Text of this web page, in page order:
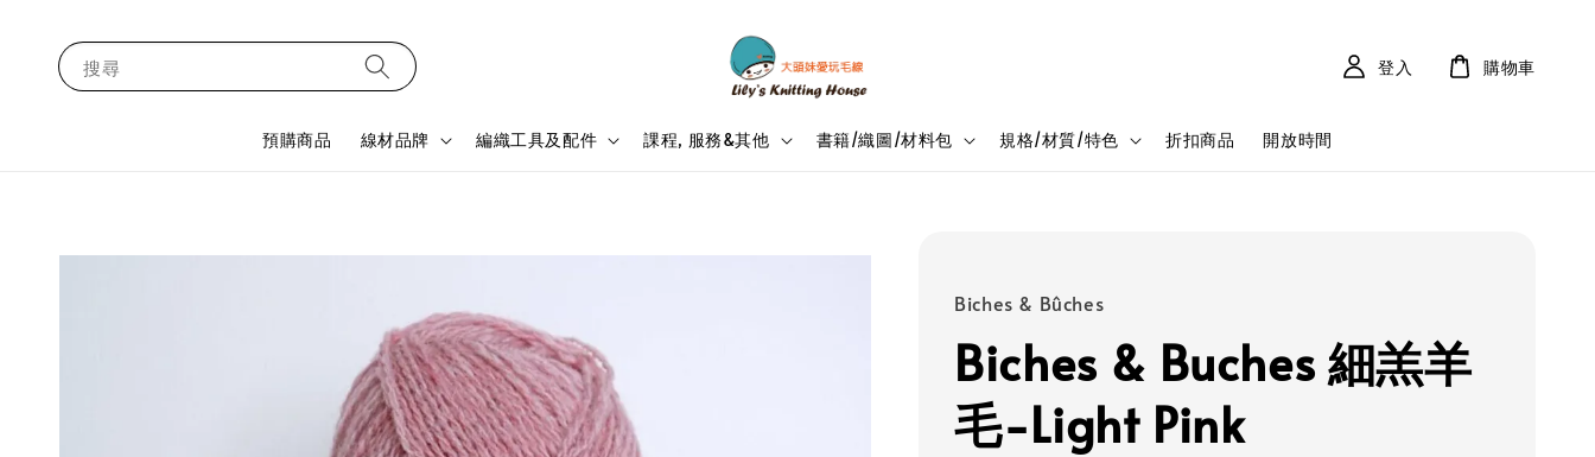
搜尋
預購商品 線材品牌 編織工具及配件 課程, 服務&其他 書籍/織圖/材料包 規格/材質/特色 折扣商品 開放時間
登入 購物車
Biches & Bûches
Biches & Buches 細羔羊
毛-Light Pink